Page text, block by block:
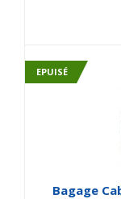
EPUISÉ
Bagage